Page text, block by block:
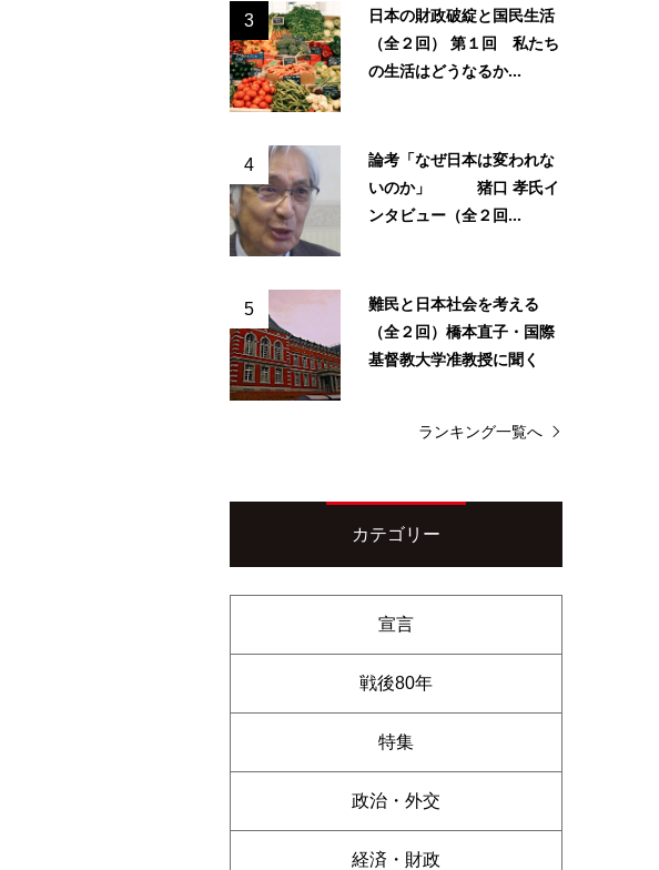
3
日本の財政破綻と国民生活
（全２回） 第１回 私たち
の生活はどうなるか...
4
論考「なぜ日本は変われな
いのか」 猪口 孝氏イ
ンタビュー（全２回...
5
難民と日本社会を考える
（全２回）橋本直子・国際
基督教大学准教授に聞く
ランキング一覧へ
カテゴリー
宣言
戦後80年
特集
政治・外交
経済・財政